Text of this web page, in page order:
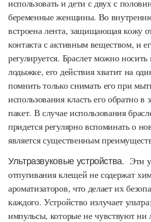
использовать и дети с двух с
беременные женщины. Во
встроена лента, защищающая кожу
контакта с активным веществом, и
регулируется. Браслет можно
лодыжке, его действия хватит на
помнить только снимать его при
использования класть его обратно в
пакет. В случае использования
придется регулярно вспоминать о
является существенным
Ультразвуковые устройства. Эти
отпугивания клещей не содержат
ароматизаторов, что делает их
каждого. Устройство излучает
импульсы, которые не чувствуют